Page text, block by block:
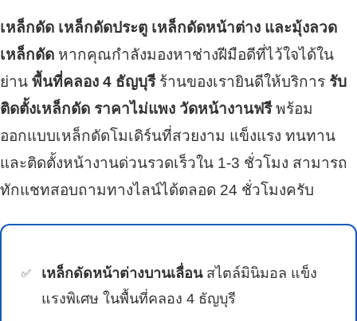
เหล็กดัด เหล็กดัดประตู เหล็กดัดหน้าต่าง และมุ้งลวด
เหล็กดัด หากคุณกำลังมองหาช่างฝีมือดีที่ไว้ใจได้ใน
ย่าน พื้นที่คลอง 4 ธัญบุรีร้านของเรายินดีให้บริการ รับ
ติดตั้งเหล็กดัด ราคาไม่แพง วัดหน้างานฟรีพร้อม
ออกแบบเหล็กดัดโมเดิร์นที่สวยงาม แข็งแรง ทนทาน
และติดตั้งหน้างานด่วนรวดเร็วใน 1-3 ชั่วโมง สามารถ
ทักแชทสอบถามทางไลน์ได้ตลอด 24 ชั่วโมงครับ
เหล็กดัดหน้าต่างบานเลื่อนสไตล์มินิมอล แข็ง
แรงพิเศษ ในพื้นที่คลอง 4 ธัญบุรี